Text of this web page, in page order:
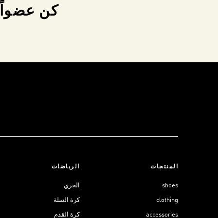
كن عضواً
المنتجات
shoes
clothing
accessories
الرياضات
الجري
كرة السلة
كرة القدم